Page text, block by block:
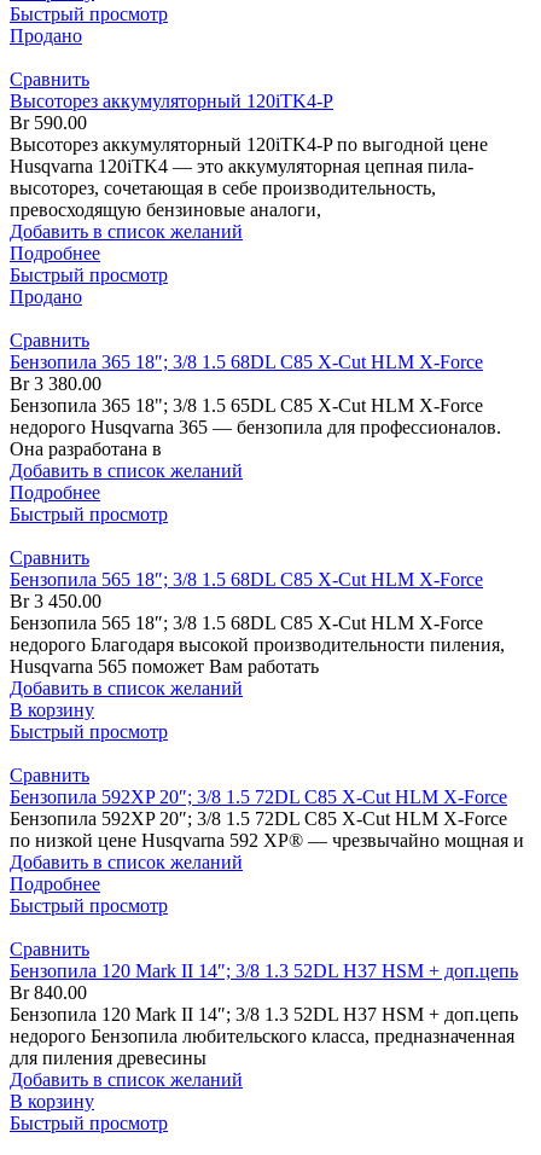
Быстрый просмотр
Продано
Сравнить
Высоторез аккумуляторный 120iTK4-P
Br590.00
Высоторез аккумуляторный 120iTK4-P по выгодной цене
Husqvarna 120iTK4 — это аккумуляторная цепная пила-
высоторез, сочетающая в себе производительность,
превосходящую бензиновые аналоги,
Добавить в список желаний
Подробнее
Быстрый просмотр
Продано
Сравнить
Бензопила 365 18″; 3/8 1.5 68DL C85 X-Cut HLM X-Force
Br3 380.00
Бензопила 365 18"; 3/8 1.5 65DL C85 X-Cut HLM X-Force
недорого Husqvarna 365 — бензопила для профессионалов.
Она разработана в
Добавить в список желаний
Подробнее
Быстрый просмотр
Сравнить
Бензопила 565 18″; 3/8 1.5 68DL C85 X-Cut HLM X-Force
Br3 450.00
Бензопила 565 18″; 3/8 1.5 68DL C85 X-Cut HLM X-Force
недорого Благодаря высокой производительности пиления,
Husqvarna 565 поможет Вам работать
Добавить в список желаний
В корзину
Быстрый просмотр
Сравнить
Бензопила 592XP 20″; 3/8 1.5 72DL C85 X-Cut HLM X-Force
Бензопила 592XP 20″; 3/8 1.5 72DL C85 X-Cut HLM X-Force
по низкой цене Husqvarna 592 XP® — чрезвычайно мощная и
Добавить в список желаний
Подробнее
Быстрый просмотр
Сравнить
Бензопила 120 Mark II 14″; 3/8 1.3 52DL H37 HSM + доп.цепь
Br840.00
Бензопила 120 Mark II 14″; 3/8 1.3 52DL H37 HSM + доп.цепь
недорого Бензопила любительского класса, предназначенная
для пиления древесины
Добавить в список желаний
В корзину
Быстрый просмотр